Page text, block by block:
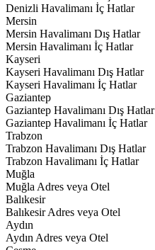
Denizli Havalimanı İç Hatlar
Mersin
Mersin Havalimanı Dış Hatlar
Mersin Havalimanı İç Hatlar
Kayseri
Kayseri Havalimanı Dış Hatlar
Kayseri Havalimanı İç Hatlar
Gaziantep
Gaziantep Havalimanı Dış Hatlar
Gaziantep Havalimanı İç Hatlar
Trabzon
Trabzon Havalimanı Dış Hatlar
Trabzon Havalimanı İç Hatlar
Muğla
Muğla Adres veya Otel
Balıkesir
Balıkesir Adres veya Otel
Aydın
Aydın Adres veya Otel